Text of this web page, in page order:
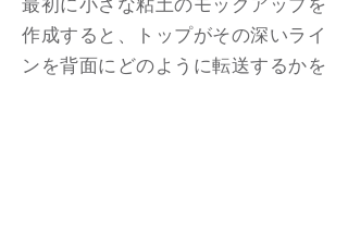
作成すると、トップがその深いライ
ンを背面にどのように転送するかを